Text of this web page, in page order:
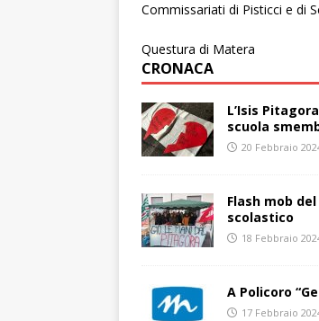
Commissariati di Pisticci e di
Questura di Matera
CRONACA
L’Isis
scuola
20 Febbraio
Flash mob
scolastico
18 Febbraio
A Policoro
17 Febbraio